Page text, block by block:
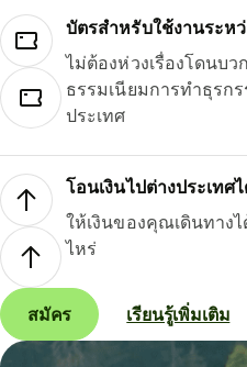
บัตรสำหรับใช้งานระห
ไม่ต้องห่วงเรื่องโดนบ
ธรรมเนียมการทำธุรก
ประเทศ
โอนเงินไปต่างประเท
ให้เงินของคุณเดินทางไ
ไหร่
สมัคร เรียนรู้เพิ่มเติม